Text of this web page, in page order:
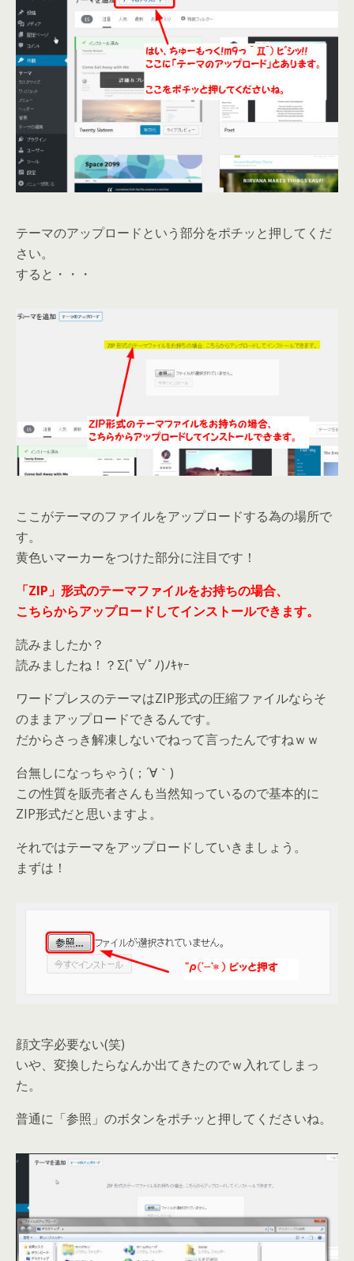
テーマのアップロードという部分をポチッと押してくだ
さい。
すると・・・
ここがテーマのファイルをアップロードする為の場所で
す。
黄色いマーカーをつけた部分に注目です！
「ZIP」形式のテーマファイルをお持ちの場合、
こちらからアップロードしてインストールできます。
読みましたか？
読みましたね！？Σ(ﾟ∀ﾟﾉ)ﾉｷｬｰ
ワードプレスのテーマはZIP形式の圧縮ファイルならそ
のままアップロードできるんです。
だからさっき解凍しないでねって言ったんですねｗｗ
台無しになっちゃう(；´∀｀)
この性質を販売者さんも当然知っているので基本的に
ZIP形式だと思いますよ。
それではテーマをアップロードしていきましょう。
まずは！
顔文字必要ない(笑)
いや、変換したらなんか出てきたのでｗ入れてしまっ
た。
普通に「参照」のボタンをポチッと押してくださいね。